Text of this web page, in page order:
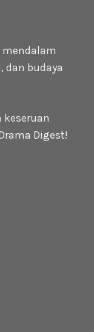
mendalam
dan budaya
Digest!